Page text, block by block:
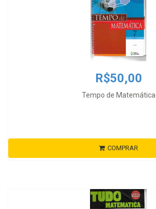
R$50,00
Tempo de Matemática
COMPRAR